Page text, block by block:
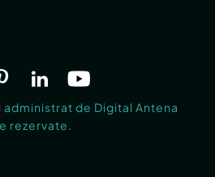
de Digital Antena
rezervate.